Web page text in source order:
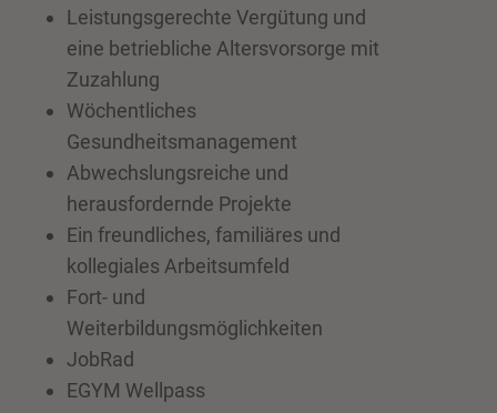
Leistungsgerechte Vergütung und
eine betriebliche Altersvorsorge mit
Zuzahlung
Wöchentliches
Gesundheitsmanagement
Abwechslungsreiche und
herausfordernde Projekte
Ein freundliches, familiäres und
kollegiales Arbeitsumfeld
Fort- und
Weiterbildungsmöglichkeiten
JobRad
EGYM Wellpass